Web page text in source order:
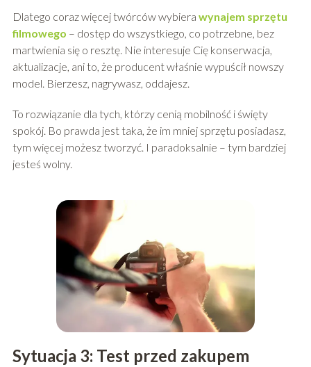
Dlatego coraz więcej twórców wybiera wynajem sprzętu
filmowego – dostęp do wszystkiego, co potrzebne, bez
martwienia się o resztę. Nie interesuje Cię konserwacja,
aktualizacje, ani to, że producent właśnie wypuścił nowszy
model. Bierzesz, nagrywasz, oddajesz.
To rozwiązanie dla tych, którzy cenią mobilność i święty
spokój. Bo prawda jest taka, że im mniej sprzętu posiadasz,
tym więcej możesz tworzyć. I paradoksalnie – tym bardziej
jesteś wolny.
Sytuacja 3: Test przed zakupem